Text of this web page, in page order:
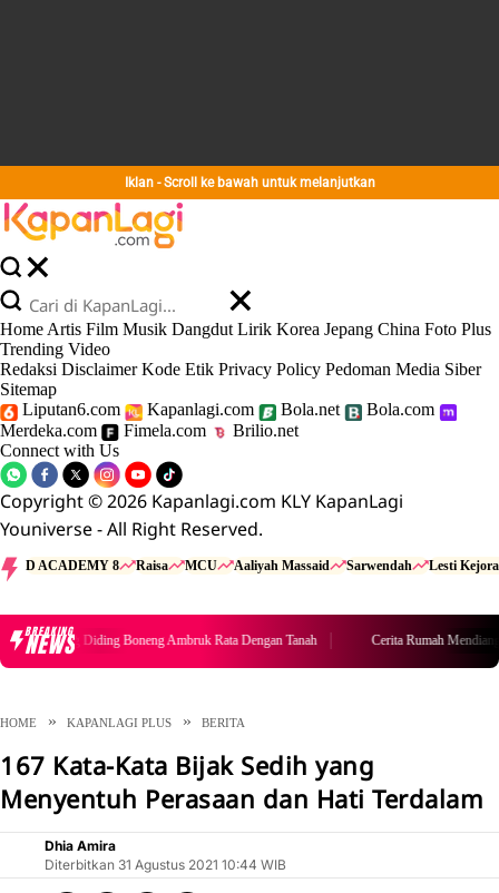
Iklan - Scroll ke bawah untuk melanjutkan
Home Artis Film Musik Dangdut Lirik Korea Jepang China Foto Plus
Trending Video
Redaksi Disclaimer Kode Etik Privacy Policy Pedoman Media Siber
Sitemap
Liputan6.com
Kapanlagi.com Bola.net
Bola.com
Merdeka.com
Fimela.com
Brilio.net
Connect with Us
Copyright © 2026 Kapanlagi.com KLY KapanLagi
Youniverse - All Right Reserved.
D ACADEMY 8 Raisa MCU Aaliyah Massaid Sarwendah Lesti Kejora
BREAKING
NEWS
Mendiang Diding Boneng Ambruk Rata Dengan Tanah Cerita Rumah Mendiang
HOME KAPANLAGI PLUS BERITA
167 Kata-Kata Bijak Sedih yang
Menyentuh Perasaan dan Hati Terdalam
Dhia Amira
Diterbitkan 31 Agustus 2021 10:44 WIB